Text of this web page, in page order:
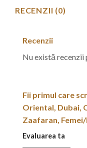
RECENZII (0)
Recenzii
Nu există recenzii
Fii primul care
Oriental, Dubai,
Zaafaran,
Evaluarea ta